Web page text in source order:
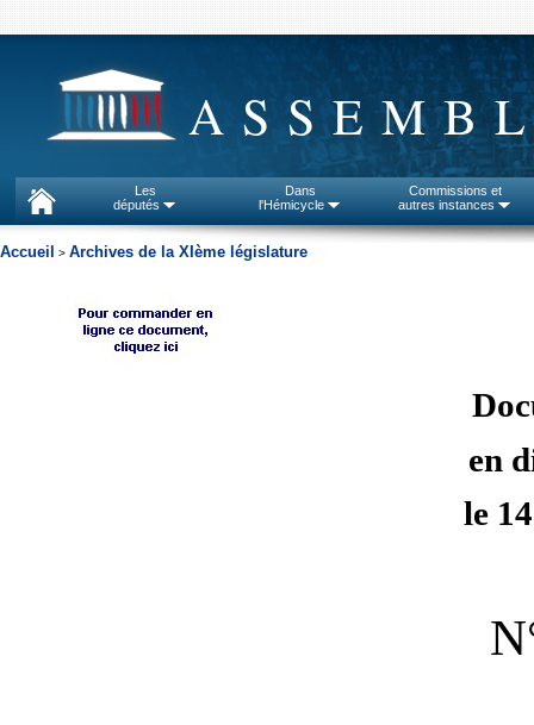
Les
députés
Dans
l'Hémicycle
Commissions et
autres instances
Accueil > Archives de la XIème législature
en
le